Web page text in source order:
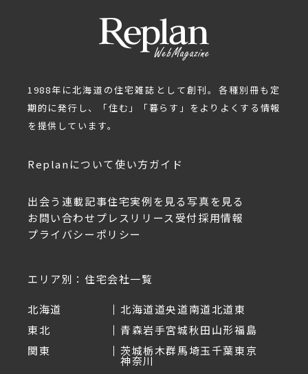
1988年に北海道の住宅雑誌として創刊。各種別冊も定
期的に発行し、「住む」「暮らす」をよりよくする情報
を提供しています。
Replanについて使い方ガイド
出会う 連載記事住宅実例を見る写真を見る
お問い合わせ プレスリリース受付採用情報
プライバシーポリシー
エリア別：住宅会社一覧
北海道 北海道道央道南道北道東
東北
青森岩手宮城秋田山形福島
関東
茨城栃木群馬埼玉千葉東京
神奈川